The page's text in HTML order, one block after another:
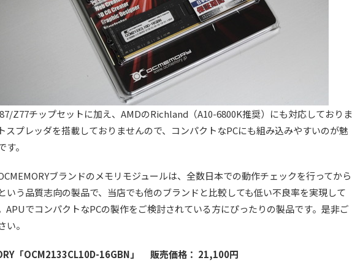
Z77チップセットに加え、AMDのRichland（A10-6800K推奨）にも対応しておりま
スプレッダを搭載しておりませんので、コンパクトなPCにも組み込みやすいのが魅
す。
ブランドのメモリモジュールは、全数日本での動作チェックを行ってから
いう品質志向の製品で、当店でも他のブランドと比較しても低い不良率を実現して
APUでコンパクトなPCの製作をご検討されている方にぴったりの製品です。是非ご
い。
「OCM2133CL10D-16GBN」 販売価格： 21,100円